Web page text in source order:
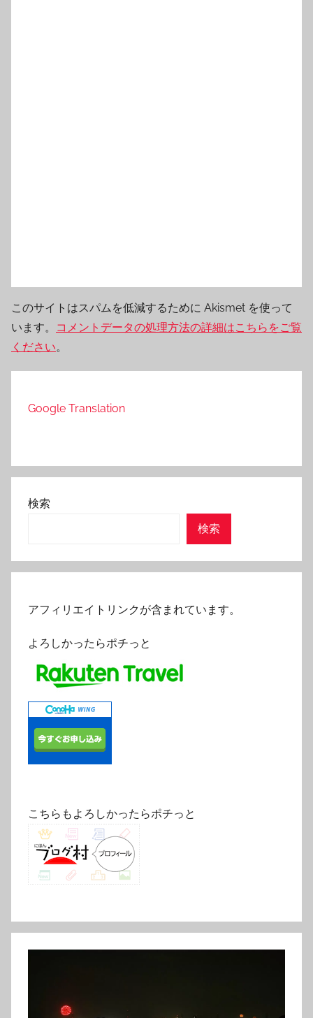
このサイトはスパムを低減するために Akismet を使って
います。
コメントデータの処理方法の詳細はこちらをご覧
ください。
Google Translation
検索
検索
アフィリエイトリンクが含まれています。
よろしかったらポチっと
こちらもよろしかったらポチっと